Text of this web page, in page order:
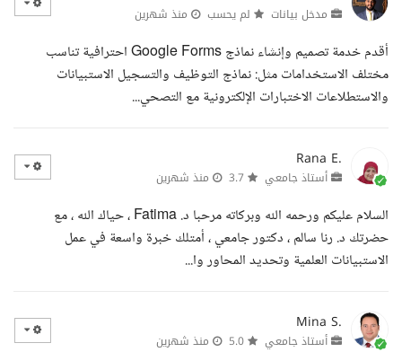
مدخل بيانات لم يحسب منذ شهرين
أقدم خدمة تصميم وإنشاء نماذج Google Forms احترافية تناسب
مختلف الاستخدامات مثل: نماذج التوظيف والتسجيل الاستبيانات
والاستطلاعات الاختبارات الإلكترونية مع التصحي...
Rana E.
أستاذ جامعي منذ شهرين
السلام عليكم ورحمه الله وبركاته مرحبا د. Fatima ، حياك الله ، مع
حضرتك د. رنا سالم ، دكتور جامعي ، أمتلك خبرة واسعة في عمل
الاستبيانات العلمية وتحديد المحاور وا...
Mina S.
أستاذ جامعي منذ شهرين